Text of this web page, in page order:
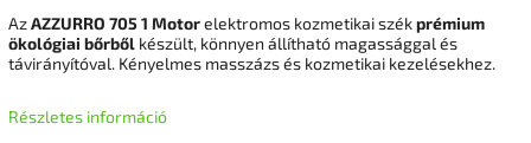
AzAZZURRO 705 1 Motorelektromos kozmetikai székprémium
ökológiai bőrből készült, könnyen állítható magassággal és
távirányítóval. Kényelmes masszázs és kozmetikai kezelésekhez.
Részletes információ